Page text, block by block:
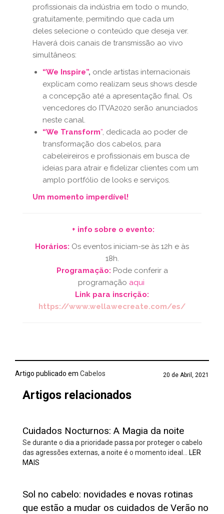
profissionais da indústria em todo o mundo,
gratuitamente, permitindo que cada um
deles selecione o conteúdo que deseja ver.
Haverá dois canais de transmissão ao vivo
simultâneos:
“We Inspire”, onde artistas internacionais
explicam como realizam seus shows desde
a concepção até a apresentação final. Os
vencedores do ITVA2020 serão anunciados
neste canal.
“We Transform”, dedicada ao poder de
transformação dos cabelos, para
cabeleireiros e profissionais em busca de
ideias para atrair e fidelizar clientes com um
amplo portfólio de looks e serviços.
Um momento imperdível!
+ info sobre o evento:
Horários: Os eventos iniciam-se às 12h e às
18h.
Programação: Pode conferir a
programação aqui
Link para inscrição:
https://www.wellawecreate.com/es/
Artigo publicado em Cabelos 20 de Abril, 2021
Artigos relacionados
Cuidados Nocturnos: A Magia da noite
Se durante o dia a prioridade passa por proteger o cabelo
das agressões externas, a noite é o momento ideal…
LER
MAIS
Sol no cabelo: novidades e novas rotinas
que estão a mudar os cuidados de Verão no